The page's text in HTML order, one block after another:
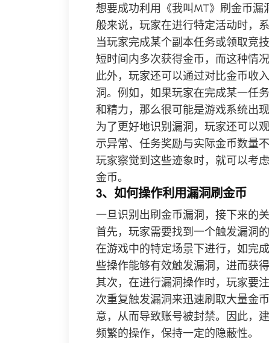
想要成功利用《我叫MT》刷金币
般来说，玩家在进行特定活动时，
当玩家完成某个副本任务或领取竞
短时间内多次获得金币，而这种情
此外，玩家还可以通过对比金币收
洞。例如，如果玩家在完成某一任
和精力，那么很可能是游戏系统出
为了更好地识别漏洞，玩家还可以
示异常、任务奖励与实际金币数量
玩家察觉到这些迹象时，就可以考
金币。
3、如何操作利用漏洞刷金币
一旦识别出刷金币漏洞，接下来的
首先，玩家需要找到一个触发漏洞
在游戏中的特定场景下进行，如完
些操作能够有效触发漏洞，进而获得
其次，在进行漏洞操作时，玩家要
次重复触发漏洞来迅速刷取大量金
意，从而导致账号被封禁。因此，
频繁的操作，保持一定的隐蔽性。